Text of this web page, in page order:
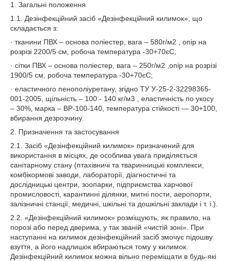
1. Загальні положення
1.1. Дезінфекційний засіб «Дезінфекційний килимок», що
складається з:
· тканини ПВХ – основа поліестер, вага – 580г/м2 , опір на
розрізі 2200/5 см, робоча температура -30+70єС;
· сітки ПВХ – основа поліестер, вага – 250г/м2 ,опір на розрізі
1900/5 см, робоча температура -30+70єС;
· еластичного пенополіуретану, згідно ТУ У-25-2-32298365-
001-2005, щільність – 100 - 140 кг/м3 , еластичність по укосу
– 30%, марка – ВР-100-140, температура стійкості — 30+100,
вбирання дезрозчину.
2. Призначення та застосування
2.1. Засіб «Дезінфекційний килимок» призначений для
використання в місцях, де особлива увага приділяється
санітарному стану (птахівничі та тваринницькі комплекси,
комбікормові заводи, лабораторії, діагностичні та
дослідницькі центри, зоопарки, підприємства харчової
промисловості, карантинні ділянки, митні пости, аеропорти,
залізничні станції, медичні, шкільні та дошкільні заклади і т. і.).
2.2. «Дезінфекційний килимок» розміщують, як правило, на
порозі або перед дверима, у так званій «чистій зоні». При
наступанні на килимок дезінфекційний засіб змочує підошву
взуття, а його надлишок вбираються тому у килимок.
Дезінфекційний килимок можна вільно переміщати в будь-які